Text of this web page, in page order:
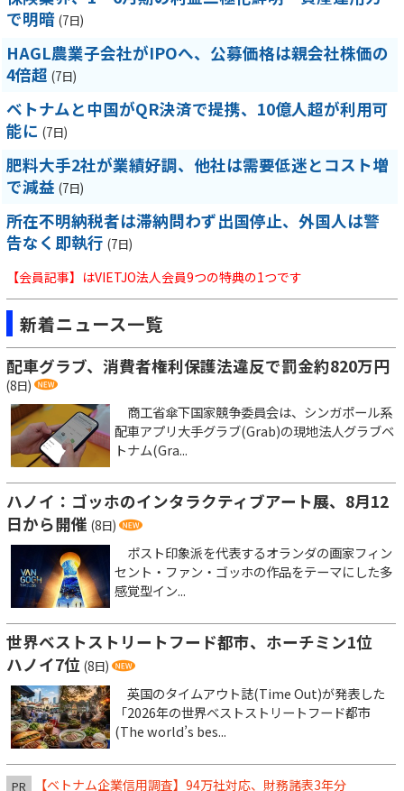
で明暗 (7日)
HAGL農業子会社がIPOへ、公募価格は親会社株価の
4倍超 (7日)
ベトナムと中国がQR決済で提携、10億人超が利用可
能に (7日)
肥料大手2社が業績好調、他社は需要低迷とコスト増
で減益 (7日)
所在不明納税者は滞納問わず出国停止、外国人は警
告なく即執行 (7日)
【会員記事】はVIETJO法人会員9つの特典の1つです
新着ニュース一覧
配車グラブ、消費者権利保護法違反で罰金約820万円
(8日)
商工省傘下国家競争委員会は、シンガポール系
配車アプリ大手グラブ(Grab)の現地法人グラブベ
トナム(Gra...
ハノイ：ゴッホのインタラクティブアート展、8月12
日から開催 (8日)
ポスト印象派を代表するオランダの画家フィン
セント・ファン・ゴッホの作品をテーマにした多
感覚型イン...
世界ベストストリートフード都市、ホーチミン1位
ハノイ7位 (8日)
英国のタイムアウト誌(Time Out)が発表した
「2026年の世界ベストストリートフード都市
(The world’s bes...
PR 【ベトナム企業信用調査】94万社対応、財務諸表3年分